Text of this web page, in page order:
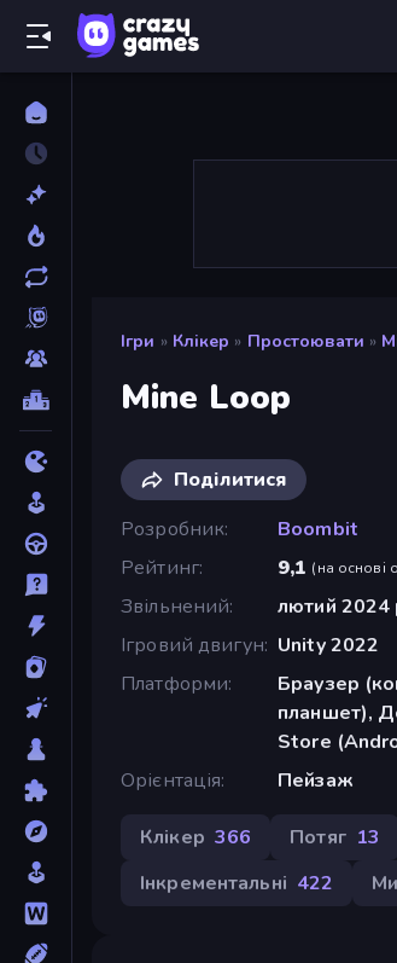
Ігри » Клікер » Простоювати »
Mine Loop
Поділитися
Розробник
Boombit
Рейтинг
9,1 (на основі
Звільнений
лютий 2024
Ігровий двигун Unity 2022
Платформи
Браузер
планшет),
Store
Орієнтація
Пейзаж
Клікер 366 Потяг 13
Інкрементальні 422